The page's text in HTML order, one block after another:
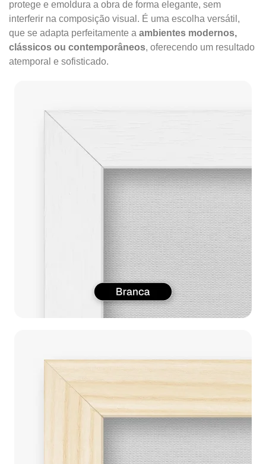
protege e emoldura a obra de forma elegante, sem
interferir na composição visual. É uma escolha versátil,
que se adapta perfeitamente a ambientes modernos,
clássicos ou contemporâneos, oferecendo um resultado
atemporal e sofisticado.